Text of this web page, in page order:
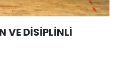
VE DİSİPLİNLİ